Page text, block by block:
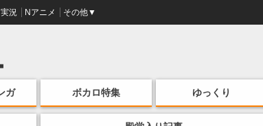
実況 Nアニメ その他▼
ガ ボカロ特集 ゆっくり